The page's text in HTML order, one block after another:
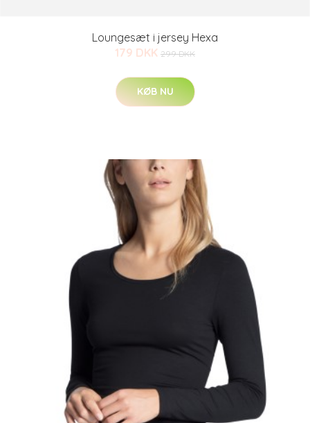
Loungesæt i jersey Hexa
179 DKK 299 DKK
KØB NU